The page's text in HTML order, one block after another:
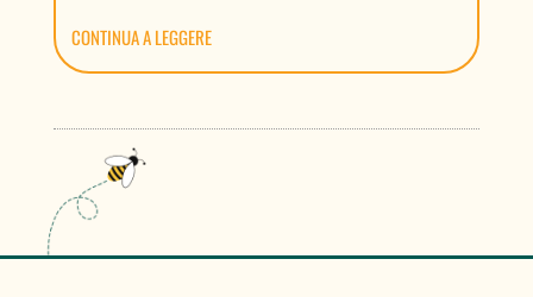
CONTINUA A LEGGERE